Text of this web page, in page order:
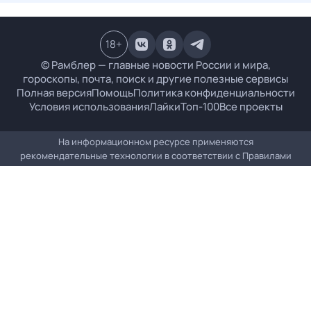
© Рамблер — главные новости России и мира,
гороскопы, почта, поиск и другие полезные сервисы
Полная версияПомощьПолитика конфиденциальности
Условия использованияЛайкиТоп-100Все проекты
18+
На информационном ресурсе применяются
рекомендательные технологии в соответствии с Правилами